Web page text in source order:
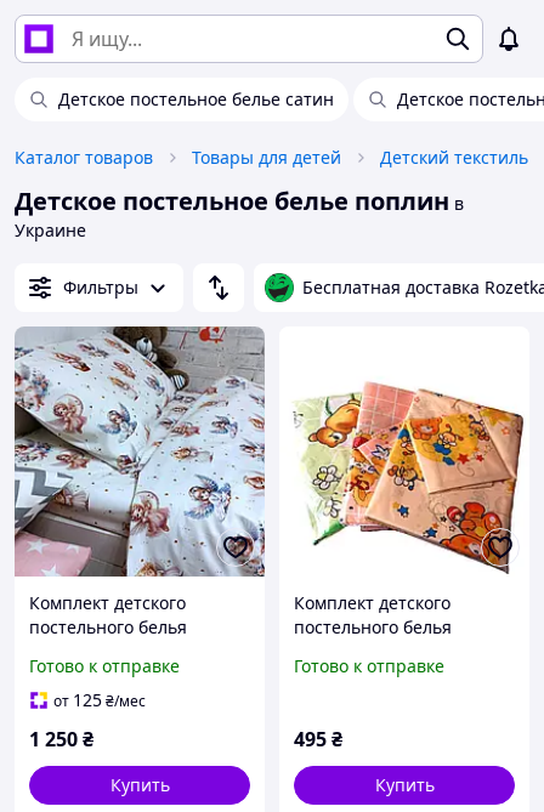
Детское постельное белье сатин Детское
Каталог товаров Товары для детей Детский текстиль
Детское постельное белье поплин в
Украине
Фильтры Бесплатная доставка
Комплект детского
постельного белья
3Д ,Турция" 100% хлопок
Готово к отправке
от 125₴/мес
1 250₴
Купить
Комплект детского
постельного белья
ткань поплин, 100%
Готово к отправке
495₴
Купить